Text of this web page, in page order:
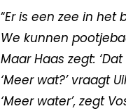
“Er is een zee in het
We kunnen
Maar Haas zegt:
‘Meer wat?’ vraagt
‘Meer water’, zegt